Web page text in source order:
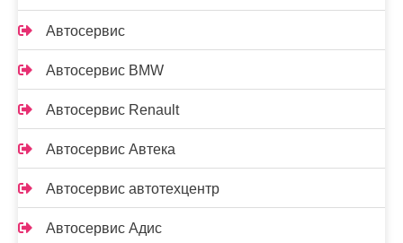
Автосервис
Автосервис BMW
Автосервис Renault
Автосервис Автека
Автосервис автотехцентр
Автосервис Адис